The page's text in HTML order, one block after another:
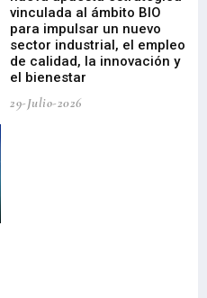
vinculada al ámbito BIO
para impulsar un nuevo
sector industrial, el empleo
de calidad, la innovación y
el bienestar
29-Julio-2026